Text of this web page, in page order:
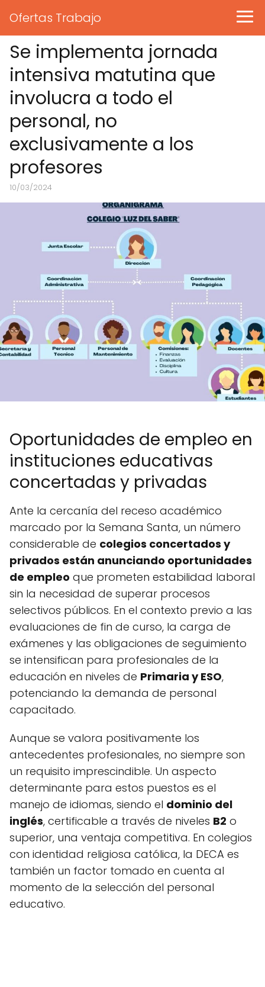
Ofertas Trabajo
Se implementa jornada
intensiva matutina que
involucra a todo el
personal, no
exclusivamente a los
profesores
10/03/2024
Oportunidades de empleo en
instituciones educativas
concertadas y privadas
Ante la cercanía del receso académico
marcado por la Semana Santa, un número
considerable de colegios concertados y
privados están anunciando oportunidades
de empleo que prometen estabilidad laboral
sin la necesidad de superar procesos
selectivos públicos. En el contexto previo a las
evaluaciones de fin de curso, la carga de
exámenes y las obligaciones de seguimiento
se intensifican para profesionales de la
educación en niveles de Primaria y ESO,
potenciando la demanda de personal
capacitado.
Aunque se valora positivamente los
antecedentes profesionales, no siempre son
un requisito imprescindible. Un aspecto
determinante para estos puestos es el
manejo de idiomas, siendo el dominio del
inglés, certificable a través de niveles B2 o
superior, una ventaja competitiva. En colegios
con identidad religiosa católica, la DECA es
también un factor tomado en cuenta al
momento de la selección del personal
educativo.